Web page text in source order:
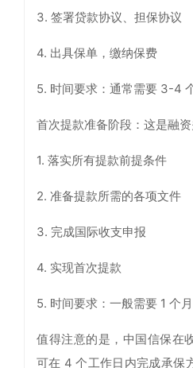
3. 签署贷款协议、担保协议
4. 出具保单，缴纳保费
5. 时间要求：通常需要 3-4
首次提款准备阶段：这是融
1. 落实所有提款前提条件
2. 准备提款所需的各项文件
3. 完成国际收支申报
4. 实现首次提款
5. 时间要求：一般需要 1 个月
值得注意的是，中国信保在
可在 4 个工作日内完成承保